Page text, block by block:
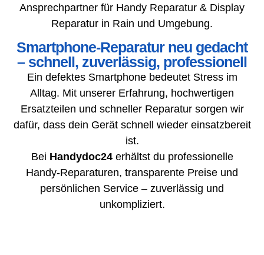
Ansprechpartner für Handy Reparatur & Display
Reparatur in Rain und Umgebung.
Smartphone-Reparatur neu gedacht
– schnell, zuverlässig, professionell
Ein defektes Smartphone bedeutet Stress im
Alltag. Mit unserer Erfahrung, hochwertigen
Ersatzteilen und schneller Reparatur sorgen wir
dafür, dass dein Gerät schnell wieder einsatzbereit
ist.
Bei Handydoc24erhältst du professionelle
Handy-Reparaturen, transparente Preise und
persönlichen Service – zuverlässig und
unkompliziert.